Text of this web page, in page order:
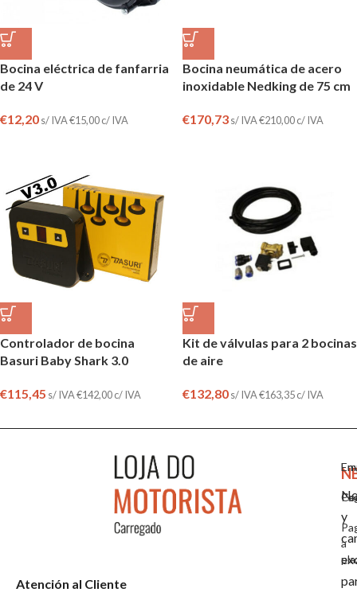
Bocina eléctrica de fanfarria
de 24 V
€12,20s/ IVA€15,00c/ IVA
Bocina neumática de acero
inoxidable Nedking de 75 cm
€170,73s/ IVA€210,00c/ IVA
Controlador de bocina
Basuri Baby Shark 3.0
€115,45 s/ IVA€142,00c/ IVA
Kit de válvulas para 2 bocinas
de aire
€132,80s/ IVA€163,35c/ IVA
a
Atención al Cliente
y